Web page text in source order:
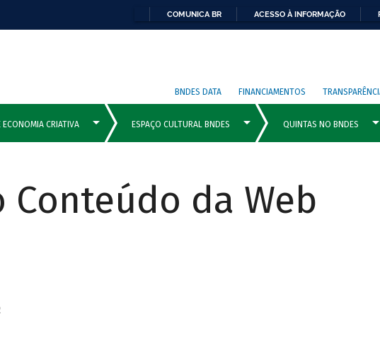
COMUNICA BR ACESSO À INFORMAÇÃO
BNDES DATA FINANCIAMENTOS
da Web